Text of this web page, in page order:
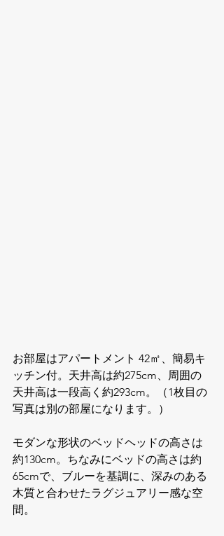
お部屋はアパートメント 42㎡、簡易キ
ッチン付。天井高は約275cm、周囲の
天井高は一段高く約293cm。（1枚目の
写真は別の部屋になります。）
モダンな形状のベッドヘッドの高さは
約130cm。ちなみにベッドの高さは約
65cmで、ブルーを基調に、深みのある
木質と合わせたラグジュアリー感な空
間。